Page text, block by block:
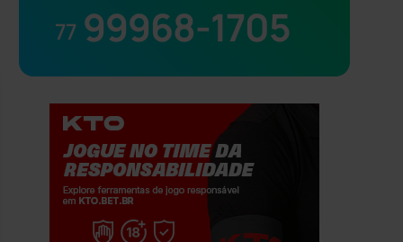
77 99968-1705